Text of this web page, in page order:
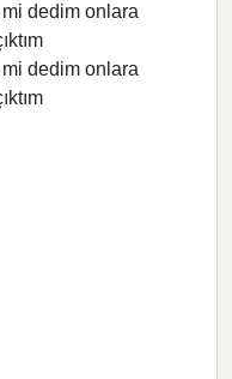
dedim onlara
dedim onlara